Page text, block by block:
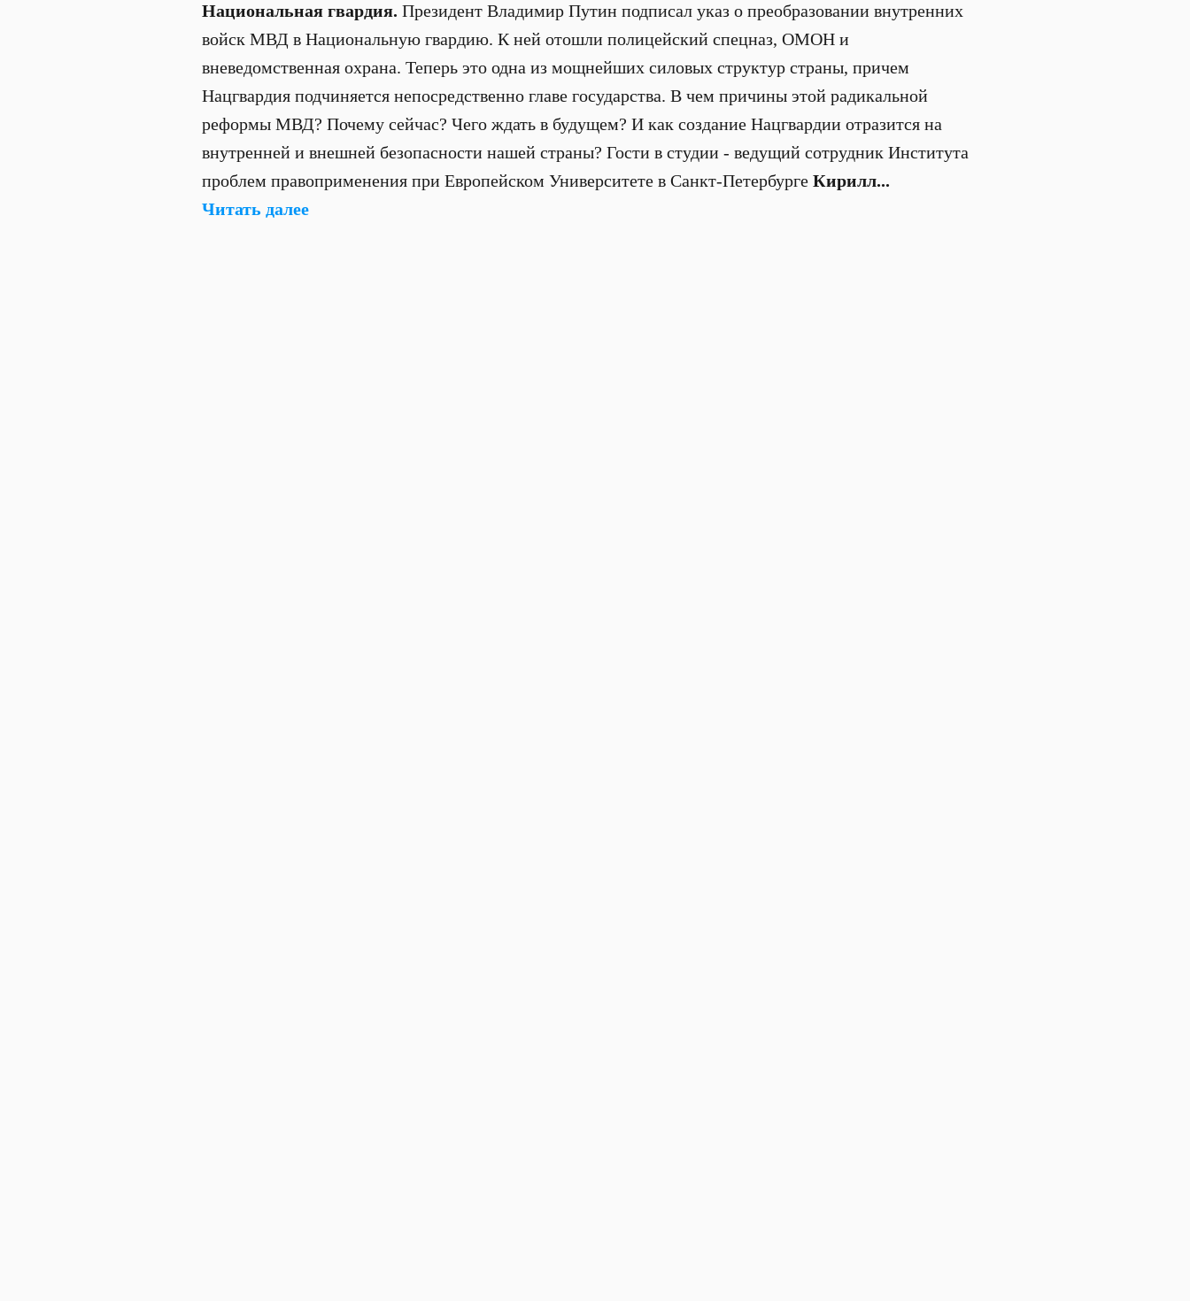
Национальная гвардия. Президент Владимир Путин подписал указ о преобразовании внутренних
войск МВД в Национальную гвардию. К ней отошли полицейский спецназ, ОМОН и
вневедомственная охрана. Теперь это одна из мощнейших силовых структур страны, причем
Нацгвардия подчиняется непосредственно главе государства. В чем причины этой радикальной
реформы МВД? Почему сейчас? Чего ждать в будущем? И как создание Нацгвардии отразится на
внутренней и внешней безопасности нашей страны? Гости в студии - ведущий сотрудник Института
проблем правоприменения при Европейском Университете в Санкт-Петербурге Кирилл...
Читать далее